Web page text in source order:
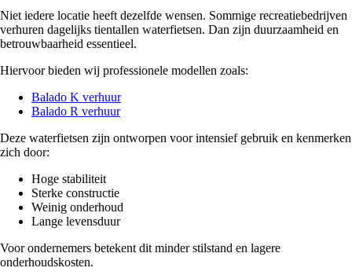
Niet iedere locatie heeft dezelfde wensen. Sommige recreatiebedrijven
verhuren dagelijks tientallen waterfietsen. Dan zijn duurzaamheid en
betrouwbaarheid essentieel.
Hiervoor bieden wij professionele modellen zoals:
Balado K verhuur
Balado R verhuur
Deze waterfietsen zijn ontworpen voor intensief gebruik en kenmerken
zich door:
Hoge stabiliteit
Sterke constructie
Weinig onderhoud
Lange levensduur
Voor ondernemers betekent dit minder stilstand en lagere
onderhoudskosten.